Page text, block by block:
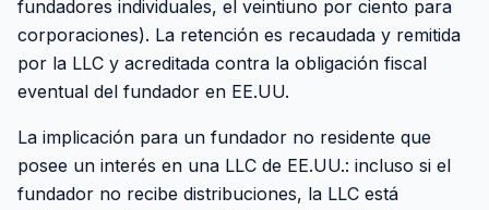
fundadores individuales, el veintiuno por ciento para
corporaciones). La retención es recaudada y remitida
por la LLC y acreditada contra la obligación fiscal
eventual del fundador en EE.UU.
La implicación para un fundador no residente que
posee un interés en una LLC de EE.UU.: incluso si el
fundador no recibe distribuciones, la LLC está